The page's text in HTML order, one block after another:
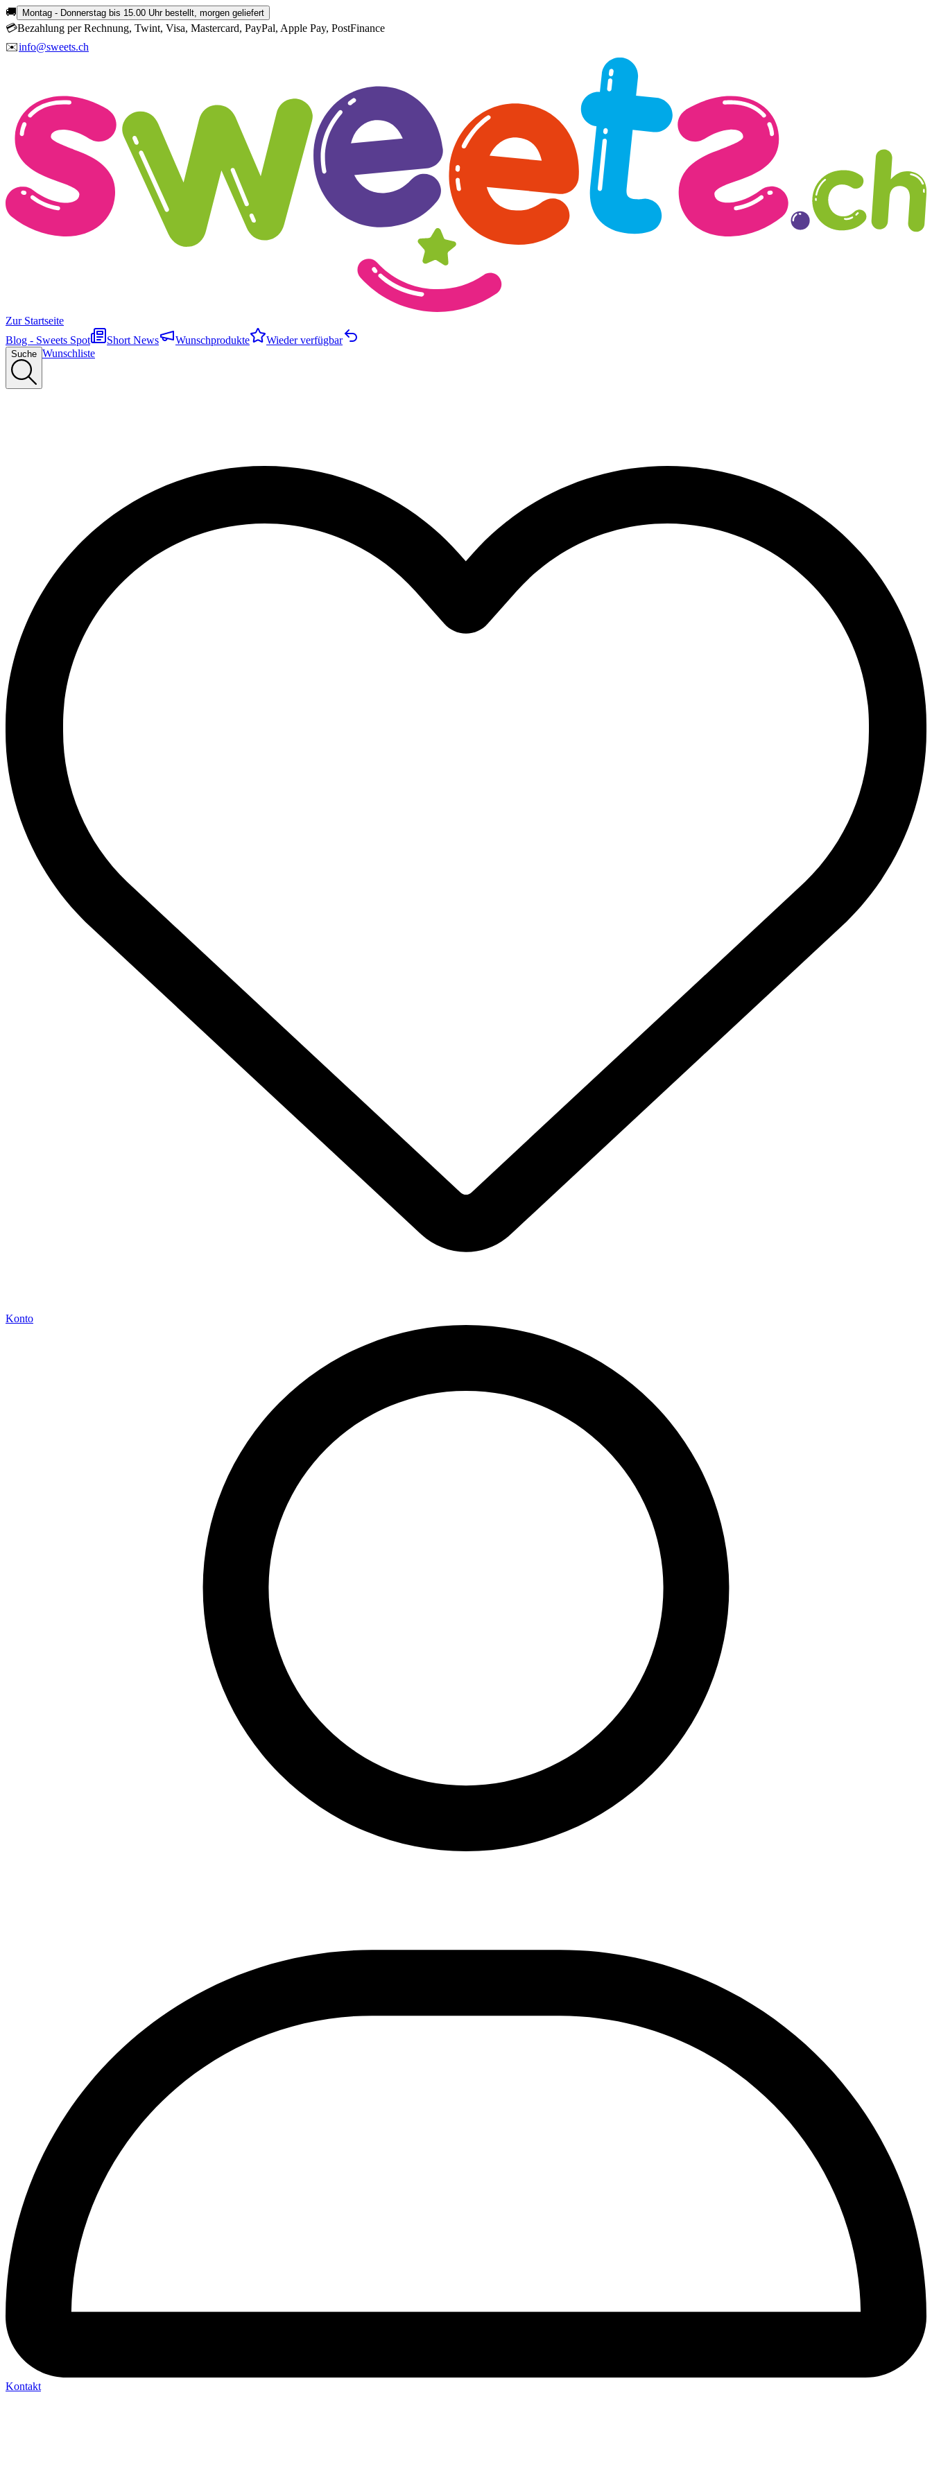
🚚 Montag - Donnerstag bis 15.00 Uhr bestellt, morgen geliefert
💳Bezahlung per Rechnung, Twint, Visa, Mastercard, PayPal, Apple Pay, PostFinance
✉️info@sweets.ch
Zur Startseite
Blog - Sweets Spot
Short News Wunschprodukte Wieder verfügbar
Suche Wunschliste
Konto
Kontakt